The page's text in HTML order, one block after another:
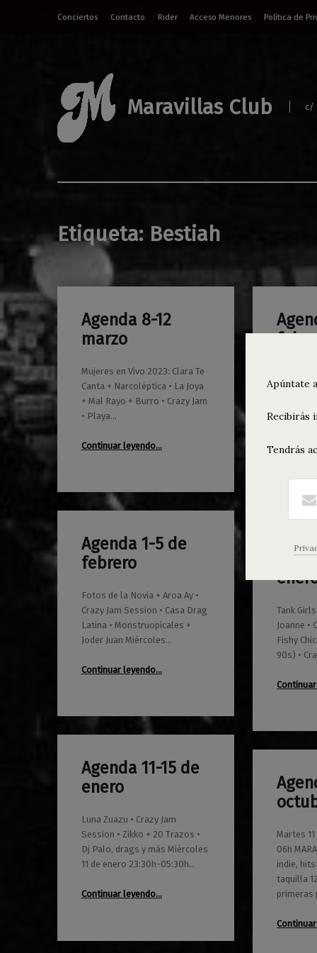
Conciertos
Contacto Rider Acceso Menores Política de
Maravillas Club c/
Etiqueta: Bestiah
Agenda 8-12
marzo
Mujeres en Vivo 2023: Clara Te
Canta + Narcoléptica • La Joya
+ Mal Rayo + Burro • Crazy Jam
• Playa…
Continuar leyendo…
06/03/2023
0
Maravillas
Música
10/02/2023
0
Maravillas
Agenda 1-5 de
febrero
Fotos de la Novia + Aroa Ay •
Crazy Jam Session • Casa Drag
Latina • Monstruopicales +
Joder Juan Miércoles…
Continuar leyendo…
31/01/2023
0
Maravillas
Tank
Joanne •
Fishy
90s) •
Agenda 11-15 de
enero
Luna Zuazu • Crazy Jam
Session • Zikko + 20 Trazos •
Dj Palo, drags y más Miércoles
11 de enero 23:30h-05:30h…
Continuar leyendo…
09/01/2023
0
Maravillas
Martes
06h
indie,
taquilla
primeras
07/10/2022
0
Maravillas
Apúntate
Recibirás
Tendrás